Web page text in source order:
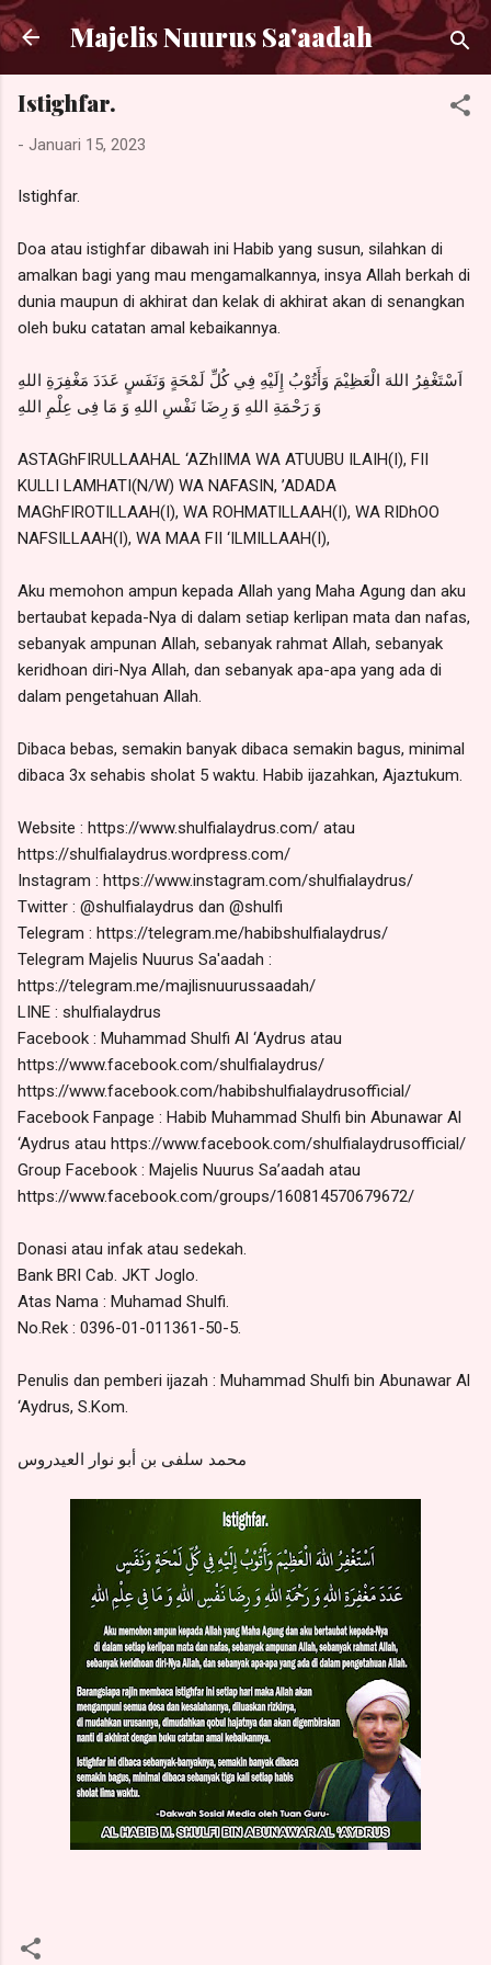
Langsung ke konten utama
Majelis Nuurus Sa'aadah
Istighfar.
- Januari 15, 2023
Istighfar.
Doa atau istighfar dibawah ini Habib yang susun, silahkan di
amalkan bagi yang mau mengamalkannya, insya Allah berkah di
dunia maupun di akhirat dan kelak di akhirat akan di senangkan
oleh buku catatan amal kebaikannya.
اَسْتَغْفِرُ اللهَ الْعَظِيْمَ وَأَتُوْبُ إِلَيْهِ فِي كُلِّ لَمْحَةٍ وَنَفَسٍ عَدَدَ مَغْفِرَةِ اللهِ
وَ رَحْمَةِ اللهِ وَ رِضَا نَفْسِ اللهِ وَ مَا فِى عِلْمِ اللهِ
ASTAGhFIRULLAAHAL ‘AZhIIMA WA ATUUBU ILAIH(I), FII
KULLI LAMHATI(N/W) WA NAFASIN, ’ADADA
MAGhFIROTILLAAH(I), WA ROHMATILLAAH(I), WA RIDhOO
NAFSILLAAH(I), WA MAA FII ‘ILMILLAAH(I),
Aku memohon ampun kepada Allah yang Maha Agung dan aku
bertaubat kepada-Nya di dalam setiap kerlipan mata dan nafas,
sebanyak ampunan Allah, sebanyak rahmat Allah, sebanyak
keridhoan diri-Nya Allah, dan sebanyak apa-apa yang ada di
dalam pengetahuan Allah.
Dibaca bebas, semakin banyak dibaca semakin bagus, minimal
dibaca 3x sehabis sholat 5 waktu. Habib ijazahkan, Ajaztukum.
Website : https://www.shulfialaydrus.com/ atau
https://shulfialaydrus.wordpress.com/
Instagram : https://www.instagram.com/shulfialaydrus/
Twitter : @shulfialaydrus dan @shulfi
Telegram : https://telegram.me/habibshulfialaydrus/
Telegram Majelis Nuurus Sa'aadah :
https://telegram.me/majlisnuurussaadah/
LINE : shulfialaydrus
Facebook : Muhammad Shulfi Al ‘Aydrus atau
https://www.facebook.com/shulfialaydrus/
https://www.facebook.com/habibshulfialaydrusofficial/
Facebook Fanpage : Habib Muhammad Shulfi bin Abunawar Al
‘Aydrus atau https://www.facebook.com/shulfialaydrusofficial/
Group Facebook : Majelis Nuurus Sa’aadah atau
https://www.facebook.com/groups/160814570679672/
Donasi atau infak atau sedekah.
Bank BRI Cab. JKT Joglo.
Atas Nama : Muhamad Shulfi.
No.Rek : 0396-01-011361-50-5.
Penulis dan pemberi ijazah : Muhammad Shulfi bin Abunawar Al
‘Aydrus, S.Kom.
محمد سلفى بن أبو نوار العيدروس